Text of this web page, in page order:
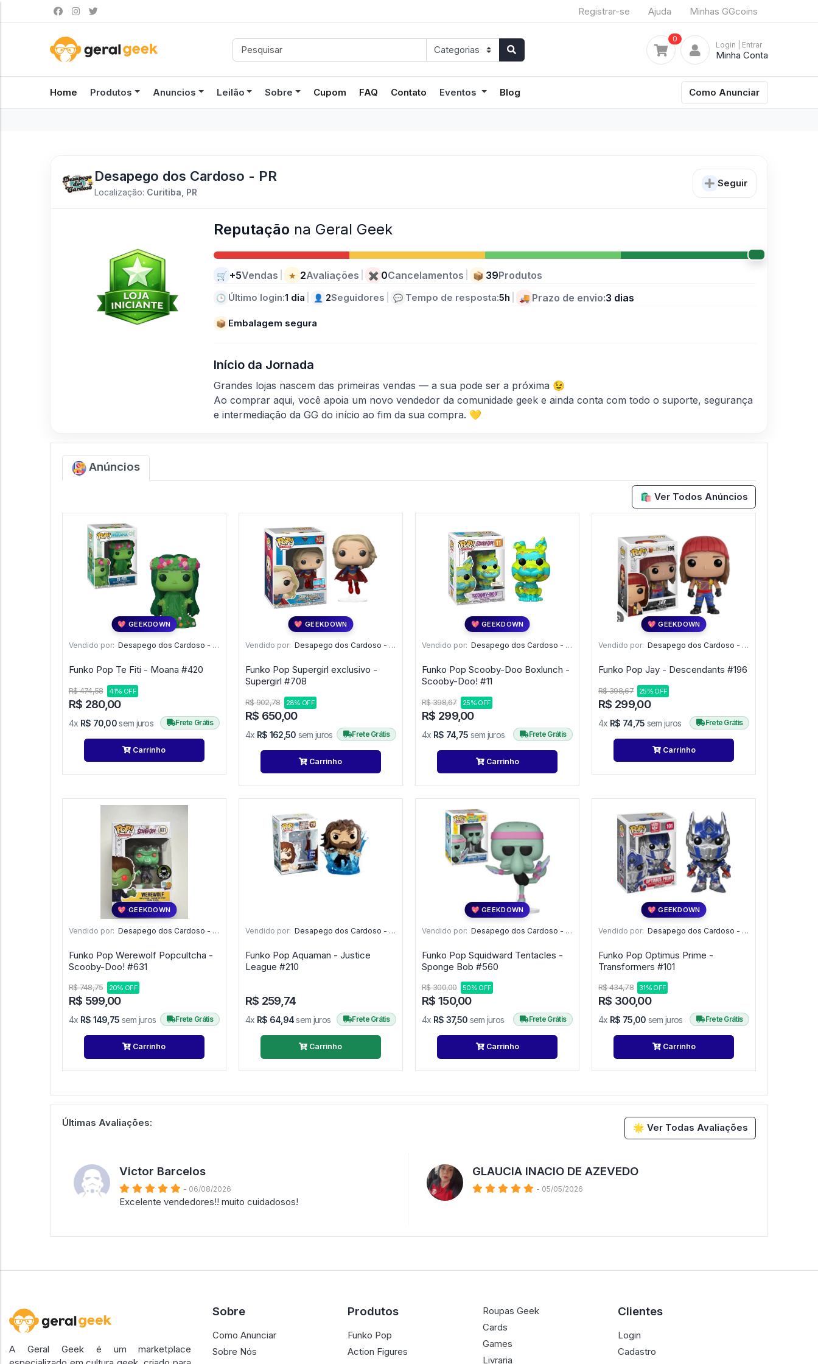
Registrar-se Ajuda Minhas GGcoins
0
Login | Entrar
Minha Conta
Home Produtos Anuncios Leilão Sobre Cupom FAQ Contato Eventos Blog Como Anunciar
Desapego dos Cardoso - PR
Localização: Curitiba, PR
Seguir
Reputação na Geral Geek
🛒 +5Vendas ★ 2Avaliações ✖ 0Cancelamentos 📦 39Produtos
🕒 Último login:1 dia 👤 2Seguidores 💬 Tempo de resposta:5h 🚚 Prazo de envio:3 dias
📦 Embalagem segura
Início da Jornada
Grandes lojas nascem das primeiras vendas — a sua pode ser a próxima 😉
Ao comprar aqui, você apoia um novo vendedor da comunidade geek e ainda conta com todo o suporte, segurança
e intermediação da GG do início ao fim da sua compra. 💛
Anúncios
🛍️ Ver Todos Anúncios
💖 GEEKDOWN
Vendido por: Desapego dos Cardoso - PR
Funko Pop Te Fiti - Moana #420
R$ 474,58 41% OFF
R$ 280,00
4x R$ 70,00sem juros Frete Grátis
Carrinho
💖 GEEKDOWN
Vendido por: Desapego dos Cardoso - PR
Funko Pop Supergirl exclusivo -
Supergirl #708
R$ 902,78 28% OFF
R$ 650,00
4x R$ 162,50 sem juros Frete Grátis
Carrinho
💖 GEEKDOWN
Vendido por: Desapego dos Cardoso - PR
Funko Pop Scooby-Doo Boxlunch -
Scooby-Doo! #11
R$ 398,67 25% OFF
R$ 299,00
4x R$ 74,75 sem juros Frete Grátis
Carrinho
💖 GEEKDOWN
Vendido por: Desapego dos Cardoso - PR
Funko Pop Jay - Descendants #196
R$ 398,67 25% OFF
R$ 299,00
4x R$ 74,75 sem juros Frete Grátis
Carrinho
💖 GEEKDOWN
Vendido por: Desapego dos Cardoso - PR
Funko Pop Werewolf Popcultcha -
Scooby-Doo! #631
R$ 748,75 20% OFF
R$ 599,00
4x R$ 149,75 sem juros Frete Grátis
Carrinho
Vendido por: Desapego dos Cardoso - PR
Funko Pop Aquaman - Justice
League #210
R$ 259,74
4x R$ 64,94sem juros Frete Grátis
Carrinho
💖 GEEKDOWN
Vendido por: Desapego dos Cardoso - PR
Funko Pop Squidward Tentacles -
Sponge Bob #560
R$ 300,00 50% OFF
R$ 150,00
4x R$ 37,50 sem juros Frete Grátis
Carrinho
💖 GEEKDOWN
Vendido por: Desapego dos Cardoso - PR
Funko Pop Optimus Prime -
Transformers #101
R$ 434,78 31% OFF
R$ 300,00
4x R$ 75,00 sem juros Frete Grátis
Carrinho
🌟 Ver Todas Avaliações
Últimas Avaliações:
Victor Barcelos
- 06/08/2026
Excelente vendedores!! muito cuidadosos!
GLAUCIA INACIO DE AZEVEDO
- 05/05/2026
A Geral Geek é um marketplace
Sobre
Como Anunciar
Sobre Nós
Produtos
Funko Pop
Action Figures
Roupas Geek
Cards
Games
Livraria
Clientes
Login
Cadastro